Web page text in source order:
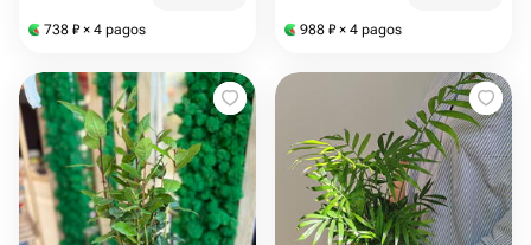
738 ₽ × 4 pagos 988 ₽ × 4 pagos